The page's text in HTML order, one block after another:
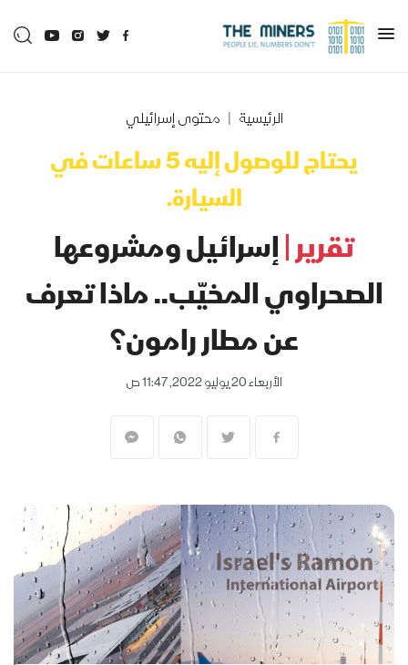
الرئيسية محتوى إسرائيلي
يحتاج للوصول إليه 5 ساعات في
السيارة.
تقرير |إسرائيل ومشروعها
الصحراوي المخيّب.. ماذا تعرف
عن مطار رامون؟
الأربعاء 20 يوليو 2022, 11:47 ص